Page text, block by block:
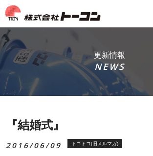
更新情報
NEWS
『結婚式』
2016/06/09 トコトコ(旧メルマガ)